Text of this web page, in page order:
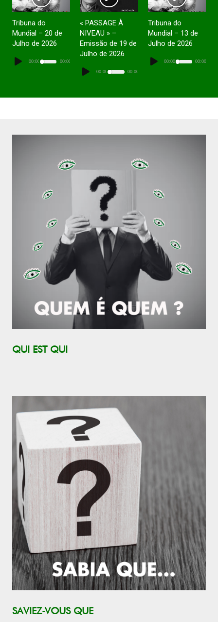
Tribuna do
Mundial – 20 de
Julho de 2026
audio 00:00 00:00
« PASSAGE À
NIVEAU » –
Emissão de 19 de
Julho de 2026
audio 00:00 00:00
Tribuna do
Mundial – 13 de
Julho de 2026
audio 00:00 00:00
QUI EST QUI
SAVIEZ-VOUS QUE